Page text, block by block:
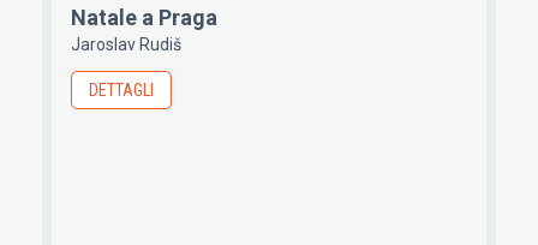
Natale a Praga
Jaroslav Rudiš
DETTAGLI